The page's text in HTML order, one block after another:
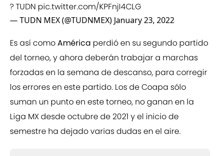
? TUDN pic.twitter.com/KPFnjI4CLG
— TUDN MEX (@TUDNMEX) January 23, 2022
Es así comoAmérica perdió en su segundo partido
del torneo, y ahora deberán trabajar a marchas
forzadas en la semana de descanso, para corregir
los errores en este partido. Los de Coapa sólo
suman un punto en este torneo, no ganan en la
Liga MX desde octubre de 2021 y el inicio de
semestre ha dejado varias dudas en el aire.